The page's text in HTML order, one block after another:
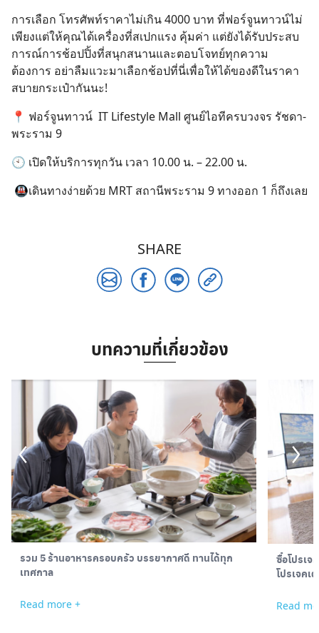
การเลือก โทรศัพท์ราคาไม่เกิน 4000 บาท ที่ฟอร์จูนทาวน์ไม่
เพียงแต่ให้คุณได้เครื่องที่สเปกแรง คุ้มค่า แต่ยังได้รับประสบ
การณ์การช้อปปิ้งที่สนุกสนานและตอบโจทย์ทุกความ
ต้องการ อย่าลืมแวะมาเลือกช้อปที่นี่เพื่อให้ได้ของดีในราคา
สบายกระเป๋ากันนะ!
📍 ฟอร์จูนทาวน์ IT Lifestyle Mall ศูนย์ไอทีครบวงจร รัชดา-
พระราม 9
🕙 เปิดให้บริการทุกวัน เวลา 10.00 น. – 22.00 น.
🚇เดินทางง่ายด้วย MRT สถานีพระราม 9 ทางออก 1 ก็ถึงเลย
SHARE
บทความที่เกี่ยวข้อง
รวม 5 ร้านอาหารครอบครัว บรรยากาศดี ทานได้ทุก
เทศกาล
Read more +
ซื้อโปรเจ
โปรเจคเ
Read